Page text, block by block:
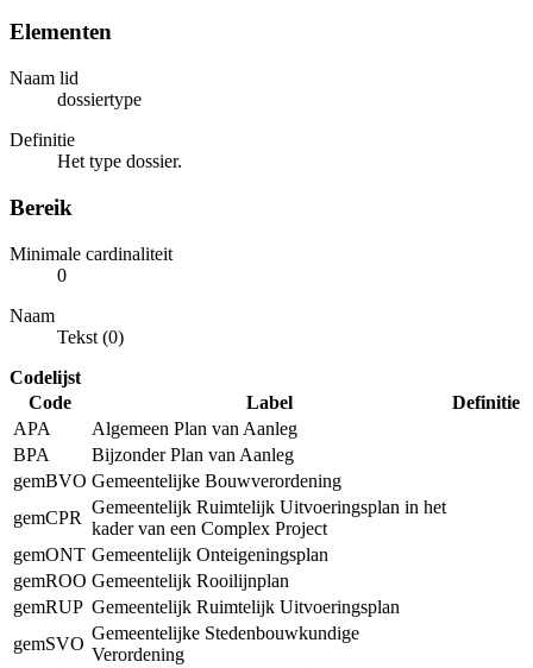
Elementen
Naam lid
dossiertype
Definitie
Het type dossier.
Bereik
Minimale cardinaliteit
0
Naam
Tekst (0)
Codelijst
Code
Label
Definitie
APA
Algemeen Plan van Aanleg
BPA
Bijzonder Plan van Aanleg
gemBVO Gemeentelijke Bouwverordening
gemCPR
Gemeentelijk Ruimtelijk Uitvoeringsplan in het
kader van een Complex Project
gemONT Gemeentelijk Onteigeningsplan
gemROO Gemeentelijk Rooilijnplan
gemRUP Gemeentelijk Ruimtelijk Uitvoeringsplan
gemSVO
Gemeentelijke Stedenbouwkundige
Verordening